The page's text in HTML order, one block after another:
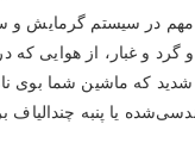
گرد و غبار، از هوایی
یا پنبه چندالیاف